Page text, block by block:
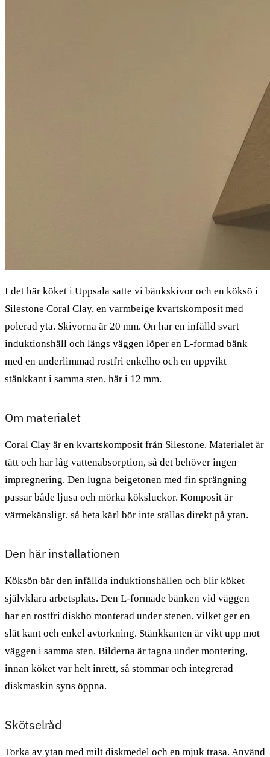
I det här köket i Uppsala satte vi bänkskivor och en köksö i
Silestone Coral Clay, en varmbeige kvartskomposit med
polerad yta. Skivorna är 20 mm. Ön har en infälld svart
induktionshäll och längs väggen löper en L-formad bänk
med en underlimmad rostfri enkelho och en uppvikt
stänkkant i samma sten, här i 12 mm.
Om materialet
Coral Clay är en kvartskomposit från Silestone. Materialet är
tätt och har låg vattenabsorption, så det behöver ingen
impregnering. Den lugna beigetonen med fin sprängning
passar både ljusa och mörka köksluckor. Komposit är
värmekänsligt, så heta kärl bör inte ställas direkt på ytan.
Den här installationen
Köksön bär den infällda induktionshällen och blir köket
självklara arbetsplats. Den L-formade bänken vid väggen
har en rostfri diskho monterad under stenen, vilket ger en
slät kant och enkel avtorkning. Stänkkanten är vikt upp mot
väggen i samma sten. Bilderna är tagna under montering,
innan köket var helt inrett, så stommar och integrerad
diskmaskin syns öppna.
Skötselråd
Torka av ytan med milt diskmedel och en mjuk trasa. Använd